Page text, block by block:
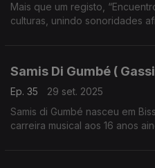
Mais que um registo,
culturas, unindo sonoridades
Samis Di Gumbé (
Ep. 35
29 set. 2025
Samis di Gumbé nasceu em
carreira musical aos 16 anos